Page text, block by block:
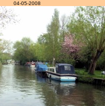
04-05-2008